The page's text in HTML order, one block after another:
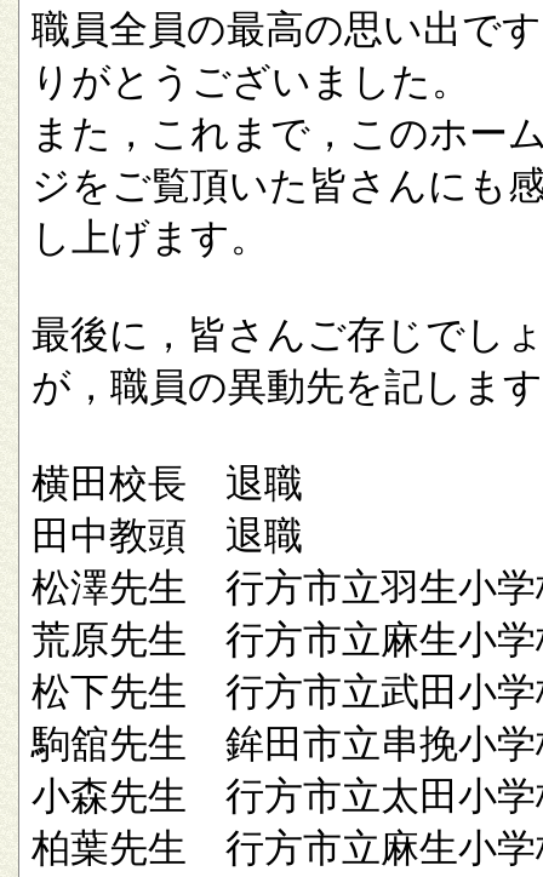
職員全員の最高の思い出で
りがとうございました。
また，これまで，このホー
ジをご覧頂いた皆さんにも
し上げます。
最後に，皆さんご存じでし
が，職員の異動先を記しま
横田校長 退職
田中教頭 退職
松澤先生 行方市立羽生小学
荒原先生 行方市立麻生小学
松下先生 行方市立武田小学
駒舘先生 鉾田市立串挽小学
小森先生 行方市立太田小学
柏葉先生 行方市立麻生小学